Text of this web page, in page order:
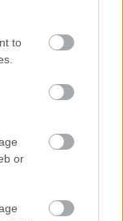
to
or